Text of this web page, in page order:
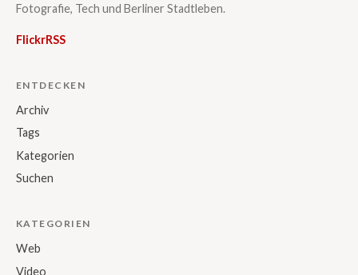
Fotografie, Tech und Berliner Stadtleben.
FlickrRSS
ENTDECKEN
Archiv
Tags
Kategorien
Suchen
KATEGORIEN
Web
Video